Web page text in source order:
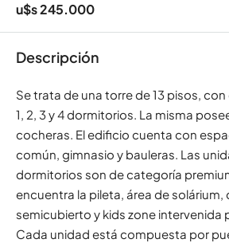
u$s 245.000
Descripción
Se trata de una torre de 13 pisos,
1, 2, 3 y 4 dormitorios. La misma
cocheras. El edificio cuenta con
común, gimnasio y bauleras. Las
dormitorios son de categoría
encuentra la pileta, área de solárium,
semicubierto y kids zone intervenida
Cada unidad está compuesta por